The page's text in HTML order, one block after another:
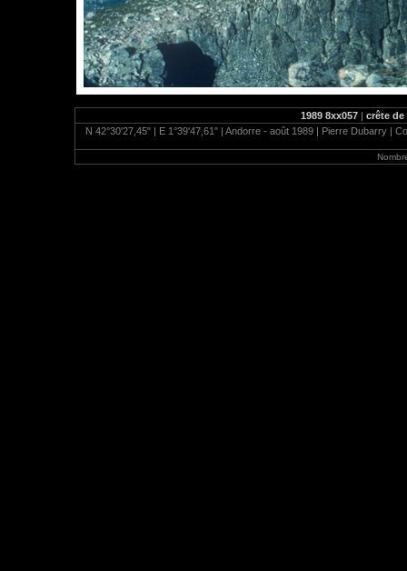
1989 8xx057| crête de
N 42°30'27,45" | E 1°39'47,61" | Andorre - août 1989 | Pierre Dubarry |